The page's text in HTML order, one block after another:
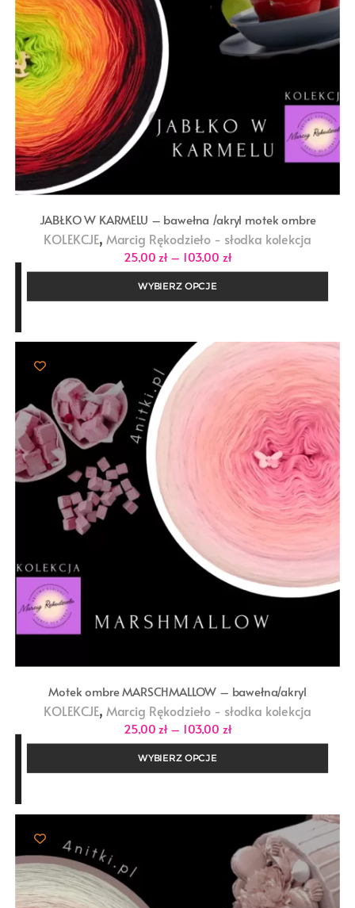
JABŁKO W KARMELU – bawełna /akryl motek ombre
KOLEKCJE, Marcig Rękodzieło - słodka kolekcja
25,00zł – 103,00 złZakres
cen:
do
WYBIERZ OPCJE
Motek ombre MARSCHMALLOW – bawełna/akryl
KOLEKCJE, Marcig Rękodzieło - słodka kolekcja
25,00zł – 103,00 złZakres
cen:
do
WYBIERZ OPCJE